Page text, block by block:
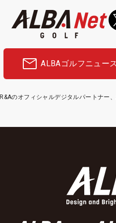
ALBAゴルフニュース
のオフィシャルデジタルパートナー